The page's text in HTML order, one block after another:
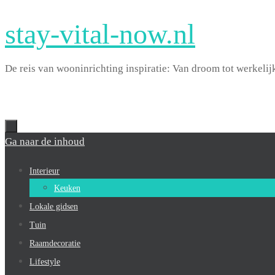
stay-vital-now.nl
De reis van wooninrichting inspiratie: Van droom tot
Ga naar de inhoud
Interieur
Keuken
Lokale gidsen
Tuin
Raamdecoratie
Lifestyle